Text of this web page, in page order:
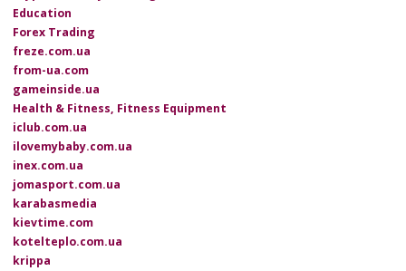
Education
Forex Trading
freze.com.ua
from-ua.com
gameinside.ua
Health & Fitness, Fitness Equipment
iclub.com.ua
ilovemybaby.com.ua
inex.com.ua
jomasport.com.ua
karabasmedia
kievtime.com
kotelteplo.com.ua
krippa